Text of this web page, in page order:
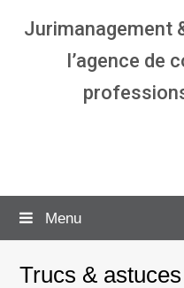
Jurimanagement
l’agence de
Menu
Trucs & astuces